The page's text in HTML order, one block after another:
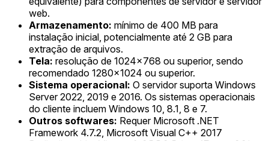
web.
Armazenamento: mínimo de 400 MB para
instalação inicial, potencialmente até 2 GB para
extração de arquivos.
Tela: resolução de 1024x768 ou superior, sendo
recomendado 1280x1024 ou superior.
Sistema operacional: O servidor suporta Windows
Server 2022, 2019 e 2016. Os sistemas operacionais
do cliente incluem Windows 10, 8.1, 8 e 7.
Outros softwares: Requer Microsoft .NET
Framework 4.7.2, Microsoft Visual C++ 2017